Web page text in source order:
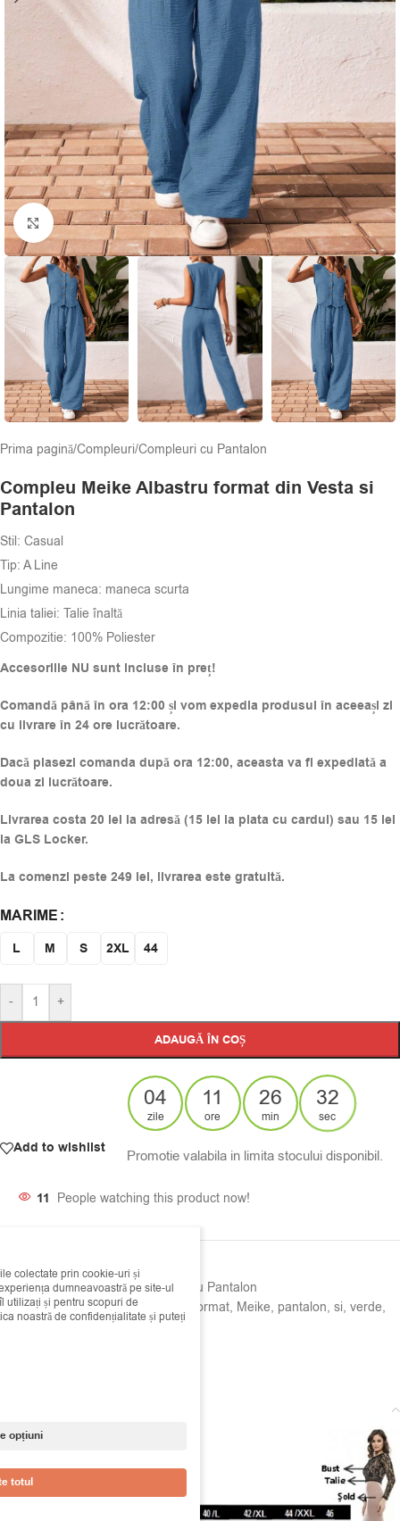
Click to enlarge
Prima pagină/Compleuri/Compleuri cu Pantalon
Compleu Meike Albastru format din Vesta si
Pantalon
Stil: Casual
Tip: A Line
Lungime maneca: maneca scurta
Linia taliei: Talie înaltă
Compozitie: 100% Poliester
Accesoriile NU sunt incluse în preț!
Comandă până în ora 12:00 și vom expedia produsul în aceeași zi
cu livrare în 24 ore lucrătoare.
Dacă plasezi comanda după ora 12:00, aceasta va fi expediată a
doua zi lucrătoare.
Livrarea costa 20 lei la adresă (15 lei la plata cu cardul) sau 15 lei
la GLS Locker.
La comenzi peste 249 lei, livrarea este gratuită.
MARIME
L M S 2XL 44
- +
ADAUGĂ ÎN COȘ
Alternative:
Add to wishlist
04
zile
11
ore
26
min
32
sec
Promotie valabila in limita stocului disponibil.
11 People watching this product now!
SKU:08c147332
Categorii: Compleuri, Compleuri cu Pantalon
Etichete: albastru, Compleu format, Meike, pantalon, si, verde,
colectate prin cookie-uri și
dumneavoastră pe site-ul
utilizați și pentru scopuri de
noastră de confidențialitate și puteți
opțiuni
totul